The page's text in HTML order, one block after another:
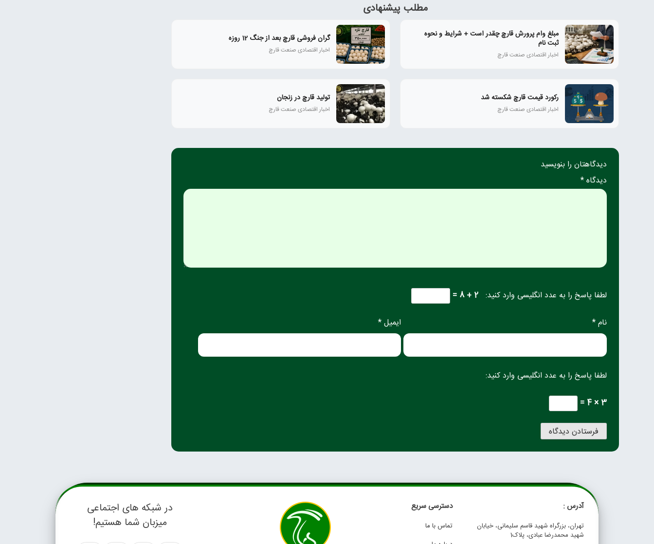
مطلب پیشنهادی
مبلغ وام پرورش قارچ چقدر است + شرایط و نحوه
ثبت نام
اخبار اقتصادی صنعت قارچ
گران فروشی قارچ بعد از جنگ 12 روزه
اخبار اقتصادی صنعت قارچ
رکورد قیمت قارچ شکسته شد
اخبار اقتصادی صنعت قارچ
تولید قارچ در زنجان
اخبار اقتصادی صنعت قارچ
دیدگاهتان را بنویسید
دیدگاه *
لطفا پاسخ را به عدد انگلیسی وارد کنید: 2 + 8 =
نام * ایمیل *
لطفا پاسخ را به عدد انگلیسی وارد کنید:
3 × 4 =
آدرس :
تهران، بزرگراه شهید قاسم سلیمانی، خیابان
شهید محمدرضا عبادی، پلاک1
دسترسی سریع
تماس با ما
در شبکه های اجتماعی
میزبان شما هستیم!